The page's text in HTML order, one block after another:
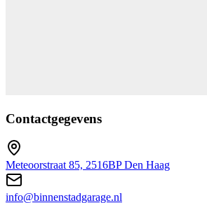
Contactgegevens
Meteoorstraat 85, 2516BP Den Haag
info@binnenstadgarage.nl